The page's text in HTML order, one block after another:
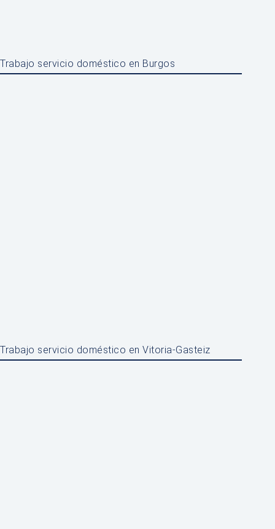
Trabajo servicio doméstico en Burgos
Trabajo servicio doméstico en Vitoria-Gasteiz